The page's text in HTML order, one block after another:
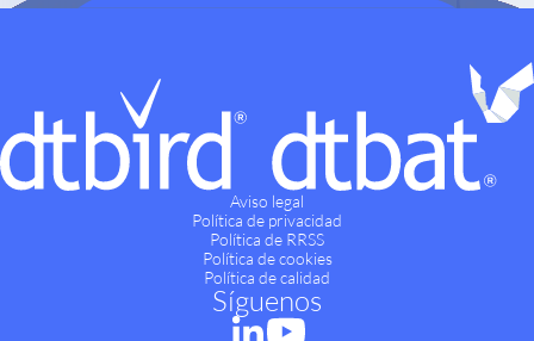
Aviso legal
Política de privacidad
Política de RRSS
Política de cookies
Política de calidad
Síguenos